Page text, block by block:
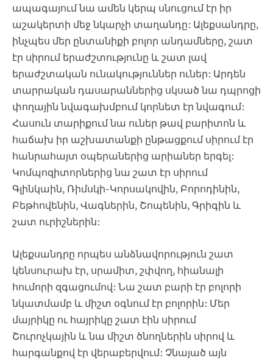
ապագայում նա ամեն կերպ սնուցում էր իր
աշակերտի մեջ նկարչի տաղանդը: Ալեքսանդրը,
ինչպես մեր ընտանիքի բոլոր անդամները, շատ
էր սիրում երաժշտությունը և շատ լավ
երաժշտական ունակություններ ուներ: Արդեն
տարրական դասարաններից սկսած նա դպրոցի
փողային նվագախմբում կորնետ էր նվագում:
Հասուն տարիքում նա ուներ թավ բարիտոն և
հաճախ իր աշխատանքի ընթացքում սիրում էր
հանրահայտ օպերաներից արիաներ երգել:
Կոմպոզիտորներից նա շատ էր սիրում
Գլինկաին, Ռիմսկի-Կորսակովին, Բորոդինին,
Բեթհովենին, Վագներին, Շոպենին, Գրիգին և
շատ ուրիշներին:
Ալեքսանդրը որպես անձնավորություն շատ
կենսուրախ էր, սրամիտ, շփվող, հիանալի
հումորի զգացումով: Նա շատ բարի էր բոլորի
նկատմամբ և միշտ օգնում էր բոլորին: Մեր
մայրիկը ու հայրիկը շատ էին սիրում
Շուրոչկային և նա միշտ ծնողներին սիրով և
հարգանքով էր վերաբերվում: Չնայած այն